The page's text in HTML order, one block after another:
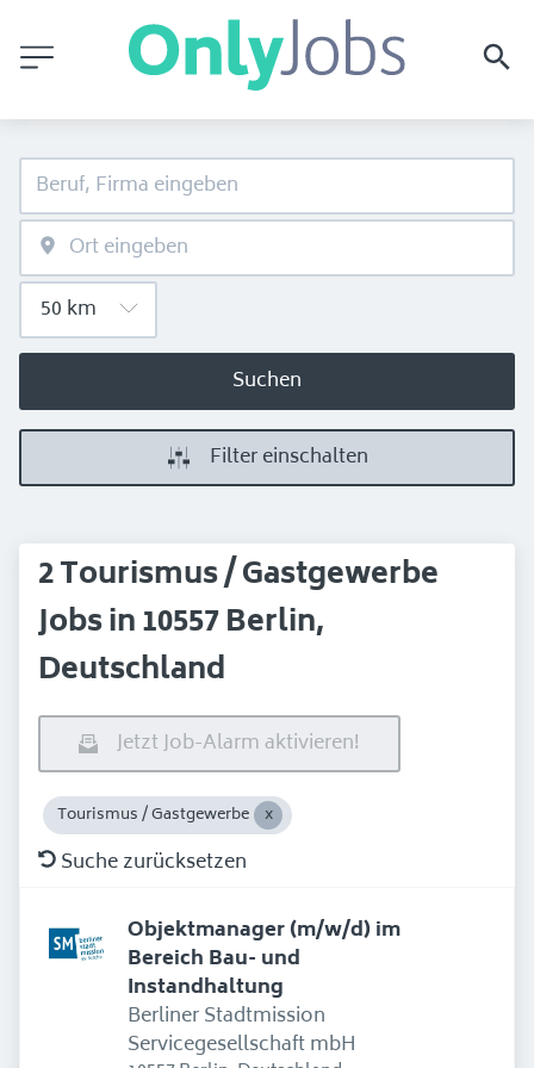
Suchen
Filter einschalten
2 Tourismus / Gastgewerbe
Jobs in 10557 Berlin,
Deutschland
Jetzt Job-Alarm aktivieren!
Tourismus / Gastgewerbe
Suche zurücksetzen
Objektmanager (m/w/d) im
Bereich Bau- und
Instandhaltung
Berliner Stadtmission
Servicegesellschaft mbH